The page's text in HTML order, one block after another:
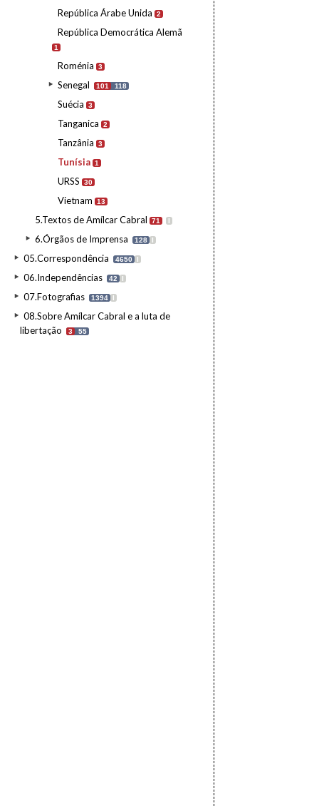
República Árabe Unida 2
República Democrática Alemã
1
Roménia 3
Senegal 101 118
Suécia 3
Tanganica 2
Tanzânia 3
Tunísia 1
URSS 30
Vietnam 13
5.Textos de Amílcar Cabral 71 I
6.Órgãos de Imprensa 128 I
05.Correspondência 4650 I
06.Independências 42 I
07.Fotografias 1394 I
08.Sobre Amílcar Cabral e a luta de
libertação
3 55